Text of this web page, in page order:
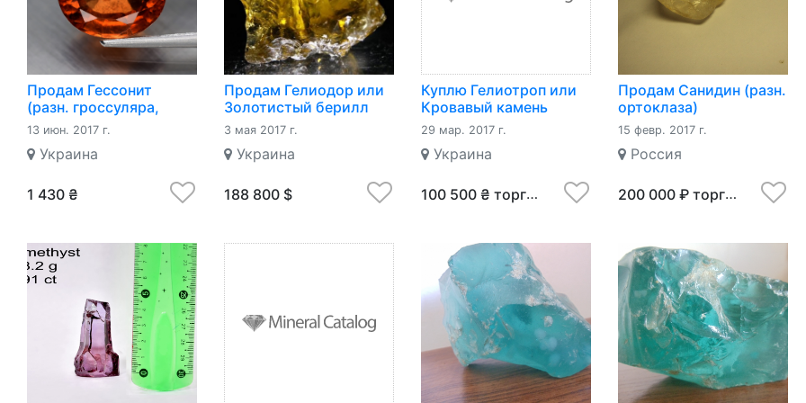
Продам Гессонит
(разн. гроссуляра,
груп. гранатов)2.12Ct
13 июн. 2017 г.
Украина
1 430 ₴
Продам Гелиодор или
Золотистый берилл
(разн. берилла)
3 мая 2017 г.
Украина
188 800 $
Куплю Гелиотроп или
Кровавый камень
(разн. халцедона)
29 мар. 2017 г.
Украина
100 500 ₴ торг
Продам Санидин (разн.
ортоклаза)
15 февр. 2017 г.
Россия
200 000 ₽ торг